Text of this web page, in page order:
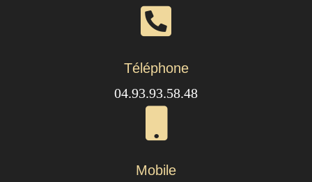
Téléphone
04.93.93.58.48
Mobile